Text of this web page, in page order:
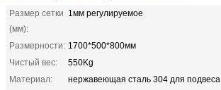
Размер сетки
(мм):
1мм регулируемое
Размерности: 1700*500*800мм
Чистый вес:
550Kg
Материал:
нержавеющая сталь 304 для подвеса